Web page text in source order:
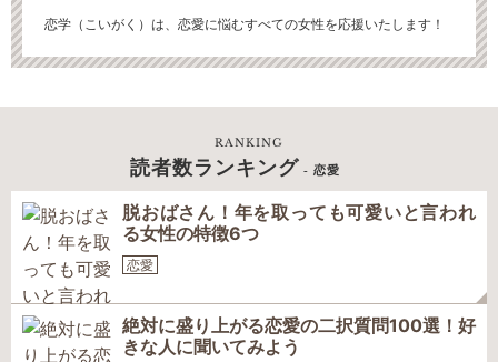
恋学（こいがく）は、恋愛に悩むすべての女性を応援いたします！
RANKING
読者数ランキング - 恋愛
脱おばさん！年を取っても可愛いと言われ
る女性の特徴6つ
恋愛
絶対に盛り上がる恋愛の二択質問100選！好
きな人に聞いてみよう